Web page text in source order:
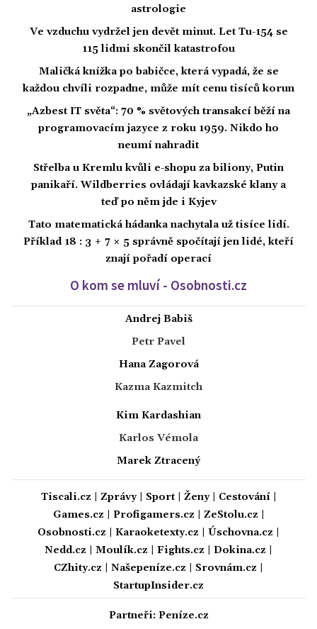
astrologie
Ve vzduchu vydržel jen devět minut. Let Tu-154 se
115 lidmi skončil katastrofou
Maličká knížka po babičce, která vypadá, že se
každou chvíli rozpadne, může mít cenu tisíců korun
„Azbest IT světa“: 70 % světových transakcí běží na
programovacím jazyce z roku 1959. Nikdo ho
neumí nahradit
Střelba u Kremlu kvůli e-shopu za biliony, Putin
panikaří. Wildberries ovládají kavkazské klany a
teď po něm jde i Kyjev
Tato matematická hádanka nachytala už tisíce lidí.
Příklad 18 : 3 + 7 × 5 správně spočítají jen lidé, kteří
znají pořadí operací
O kom se mluví - Osobnosti.cz
Andrej Babiš
Petr Pavel
Hana Zagorová
Kazma Kazmitch
Kim Kardashian
Karlos Vémola
Marek Ztracený
Tiscali.cz Zprávy| Sport| Ženy| Cestování|
Games.cz
Profigamers.cz ZeStolu.cz
Osobnosti.cz
Karaoketexty.cz Úschovna.cz
Nedd.cz
Moulík.cz Fights.cz Dokina.cz
CZhity.cz
Našepeníze.cz Srovnám.cz
StartupInsider.cz
Partneři: Peníze.cz